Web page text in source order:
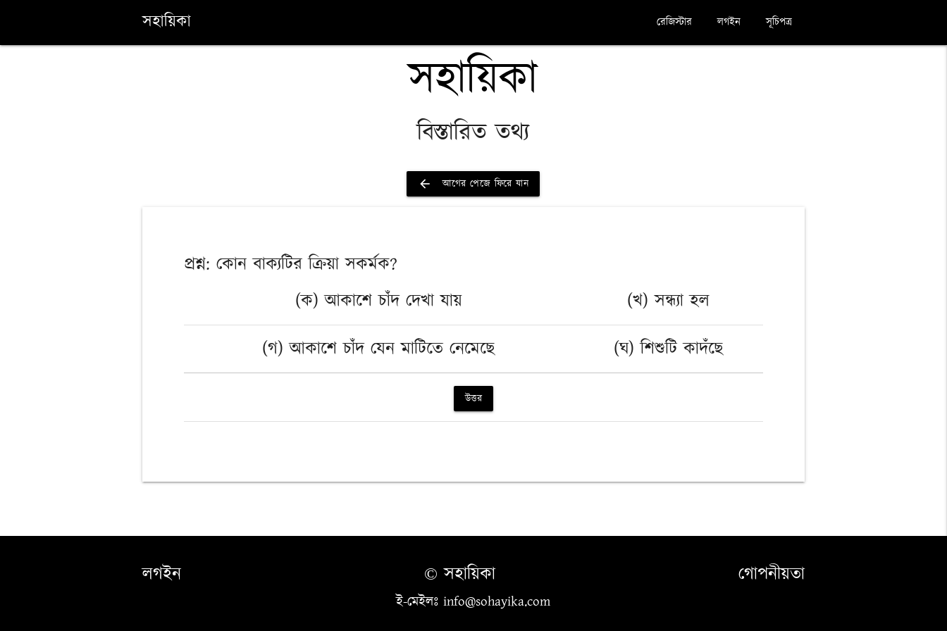
সহায়িকা সূচিপত্র
লগইন
রেজিস্টার
সহায়িকা
বিস্তারিত তথ্য
arrow_back আগের পেজে ফিরে যান
প্রশ্ন: কোন বাক্যটির ক্রিয়া সকর্মক?
(ক) আকাশে চাঁদ দেখা যায়
(খ) সন্ধ্যা হল
(গ) আকাশে চাঁদ যেন মাটিতে নেমেছে
(ঘ) শিশুটি কাদঁছে
উত্তর
লগইন গোপনীয়তা
© সহায়িকা
ই-মেইলঃ info@sohayika.com